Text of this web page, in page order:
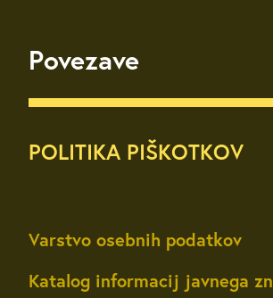
Povezave
POLITIKA PIŠKOTKOV
Varstvo osebnih podatkov
Katalog informacij javnega